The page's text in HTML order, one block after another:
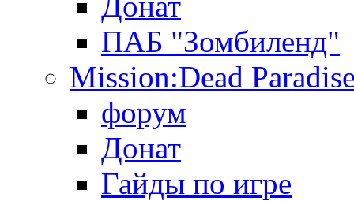
ПАБ "Зомбиленд"
Mission:Dead
форум
Донат
Гайды по игре